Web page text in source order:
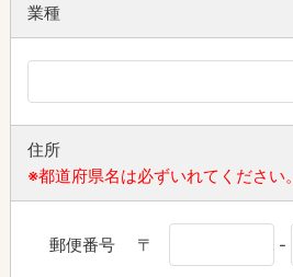
業種
住所
※都道府県名は必ずいれてください。
郵便番号 〒 -